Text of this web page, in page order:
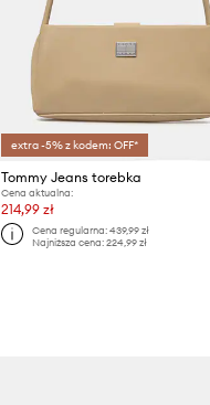
extra -5% z kodem: OFF*
Tommy Jeans torebka
Cena aktualna:
214,99 zł
Cena regularna: 439,99 zł
Najniższa cena: 224,99 zł